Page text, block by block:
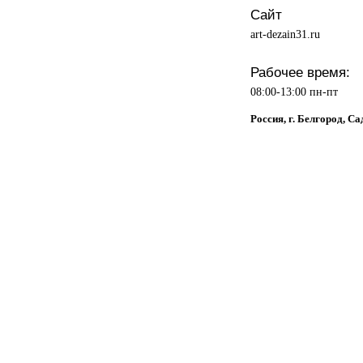
Сайт
art-dezain31.ru
Рабочее время:
08:00-13:00 пн-пт
Россия, г. Белгород,